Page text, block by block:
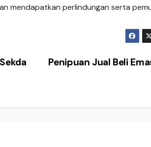
mendapatkan perlindungan serta
Penipuan Jual Beli